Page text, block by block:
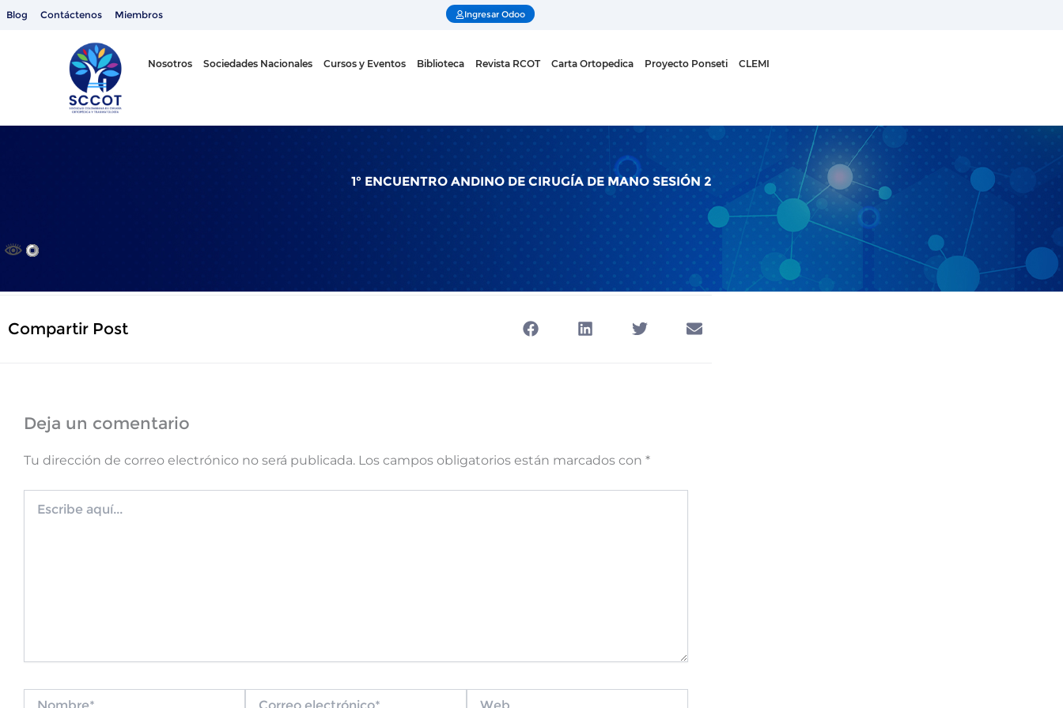
IrBlog Contáctenos Miembros Ingresar Odoo
Nosotros Sociedades Nacionales Cursos y Eventos Biblioteca Revista RCOT Carta Ortopedica Proyecto Ponseti CLEMI
1° ENCUENTRO ANDINO DE CIRUGÍA DE MANO SESIÓN 2
Compartir Post
Deja un comentario
Tu dirección de correo electrónico no será publicada. Los campos obligatorios están marcados con *
aquí...